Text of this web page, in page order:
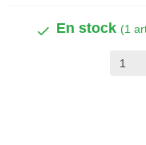
En stock (1